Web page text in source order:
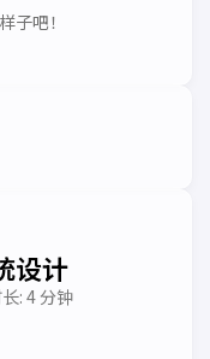
子吧！
设计
: 4 分钟